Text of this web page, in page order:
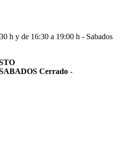
h y de 16:30 a 19:00 h - Sabados
Cerrado -